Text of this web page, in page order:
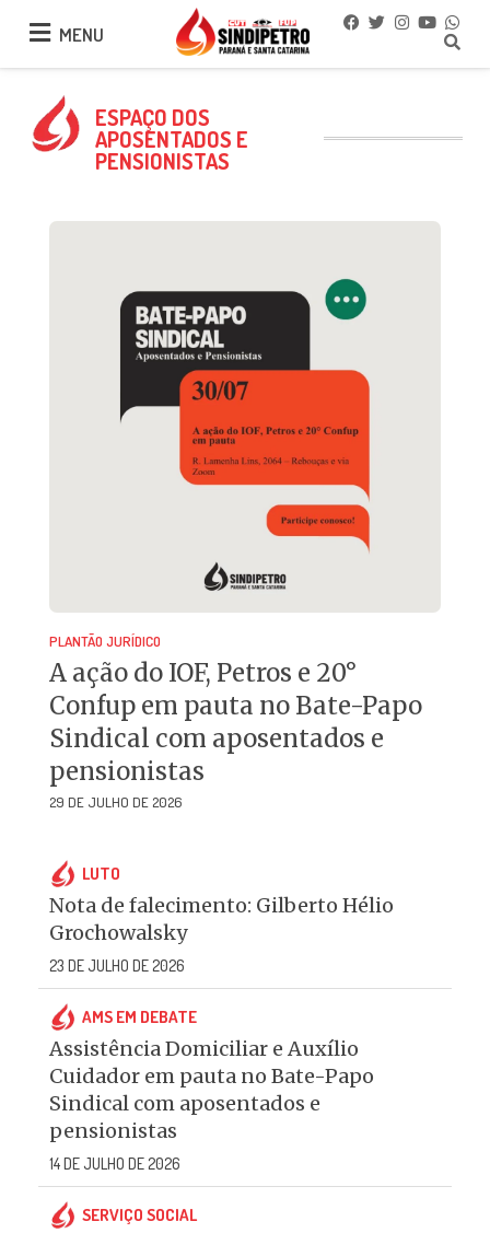
MENU
MENU
ESPAÇO DOS
APOSENTADOS E
PENSIONISTAS
PLANTÃO JURÍDICO
A ação do IOF, Petros e 20°
Confup em pauta no Bate-Papo
Sindical com aposentados e
pensionistas
29 DE JULHO DE 2026
LUTO
Nota de falecimento: Gilberto Hélio
Grochowalsky
23 DE JULHO DE 2026
AMS EM DEBATE
Assistência Domiciliar e Auxílio
Cuidador em pauta no Bate-Papo
Sindical com aposentados e
pensionistas
14 DE JULHO DE 2026
SERVIÇO SOCIAL